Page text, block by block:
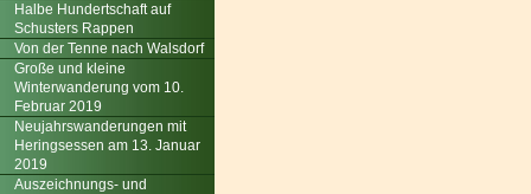
Halbe Hundertschaft auf
Schusters Rappen
Von der Tenne nach Walsdorf
Große und kleine
Winterwanderung vom 10.
Februar 2019
Neujahrswanderungen mit
Heringsessen am 13. Januar
2019
Auszeichnungs- und